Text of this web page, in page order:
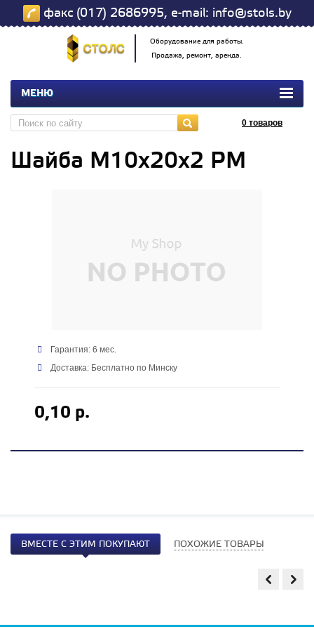
факс (017) 2686995, e-mail: info@stols.by
Оборудование для работы.
Продажа, ремонт, аренда.
МЕНЮ
0 товаров
Шайба М10х20х2 РМ
Гарантия: 6 мес.
Доставка: Бесплатно по Минску
0,10 р.
ВМЕСТЕ С ЭТИМ ПОКУПАЮТ ПОХОЖИЕ ТОВАРЫ